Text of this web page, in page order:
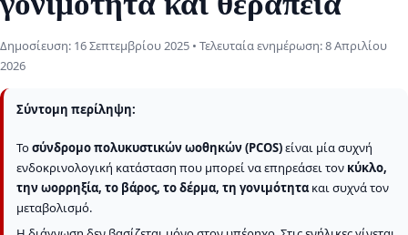
Δημοσίευση: 16 Σεπτεμβρίου 2025 • Τελευταία ενημέρωση:8 Απριλίου
2026
Σύντομη περίληψη:
Τοσύνδρομο πολυκυστικών ωοθηκών (PCOS)είναι μία συχνή
ενδοκρινολογική κατάσταση που μπορεί να επηρεάσει τον κύκλο,
την ωορρηξία, το βάρος, το δέρμα, τη γονιμότητακαι συχνά τον
μεταβολισμό.